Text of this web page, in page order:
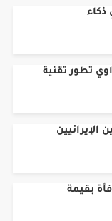
ذكاء
تطور تقنية
بقيمة